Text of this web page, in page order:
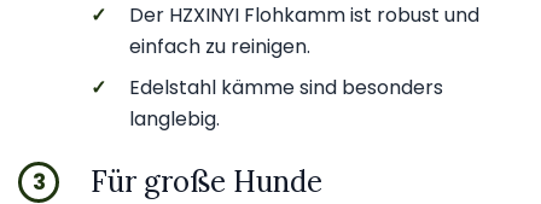
✓
Der HZXINYI Flohkamm ist robust und
einfach zu reinigen.
✓
Edelstahl kämme sind besonders
langlebig.
3 Für große Hunde